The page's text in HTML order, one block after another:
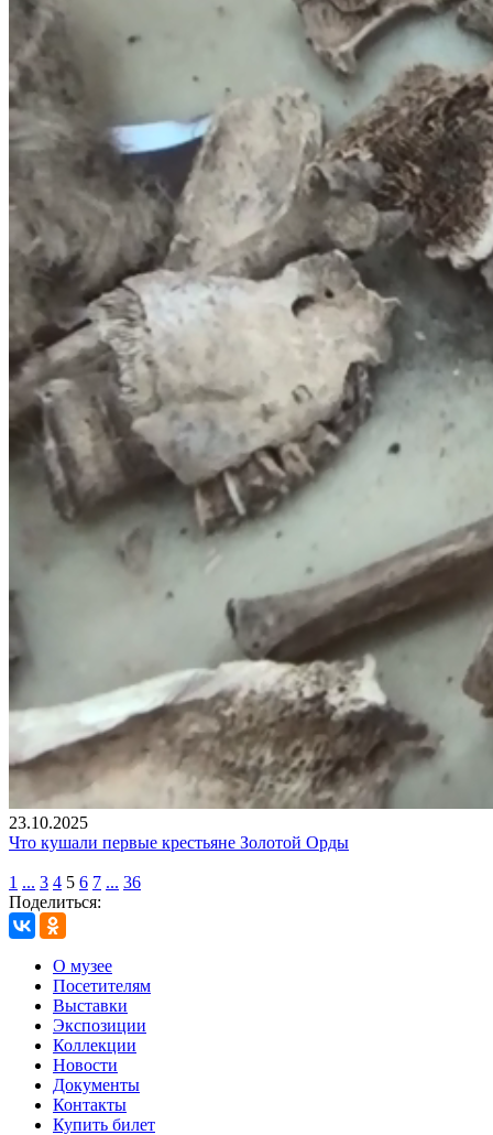
23.10.2025
Что кушали первые крестьяне Золотой Орды
1 ... 3 4 5 6 7 ... 36
Поделиться:
О музее
Посетителям
Выставки
Экспозиции
Коллекции
Новости
Документы
Контакты
Купить билет